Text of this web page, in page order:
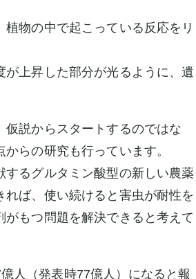
物の中で起こっている反応をリ
上昇した部分が光るように、遺
説からスタートするのではな
らの研究も行っています。
るグルタミン酸型の新しい農薬
ば、使い続けると害虫が耐性を
もつ問題を解決できると考えて
人（発表時77億人）になると報